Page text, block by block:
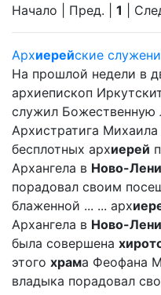
Начало | Пред. | 1 |
Архиерейские
На прошлой недели в
архиепископ
служил Божественную
Архистратига
бесплотных архиерей
Архангела в Ново-
порадовал своим
блаженной ... ... арх
Архангела в Ново-
была совершена
этого храма Феофана
владыка порадовал